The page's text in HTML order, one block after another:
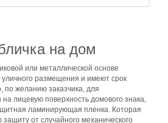
на дом
или металлической основе
размещения и имеют срок
по желанию заказчика, для
лицевую поверхность домового знака,
ламинирующая пленка. Которая
от случайного механического